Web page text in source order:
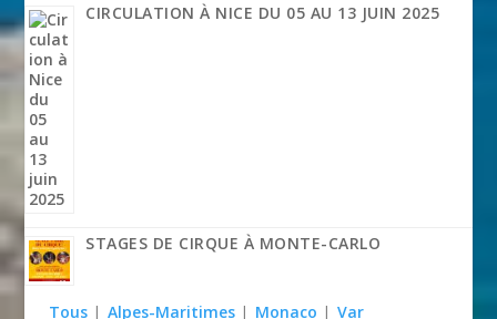
CIRCULATION À NICE DU 05 AU 13 JUIN 2025
STAGES DE CIRQUE À MONTE-CARLO
Tous | Alpes-Maritimes | Monaco | Var